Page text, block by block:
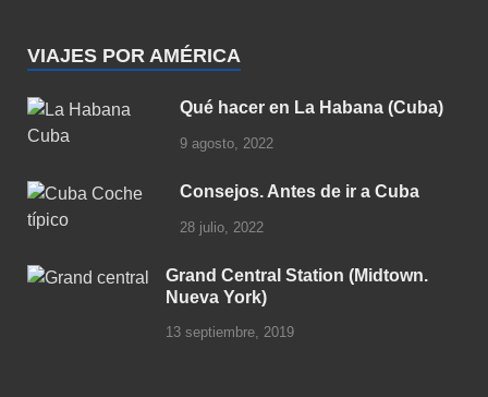
VIAJES POR AMÉRICA
Qué hacer en La Habana (Cuba)
9 agosto, 2022
Consejos. Antes de ir a Cuba
28 julio, 2022
Grand Central Station (Midtown.
Nueva York)
13 septiembre, 2019